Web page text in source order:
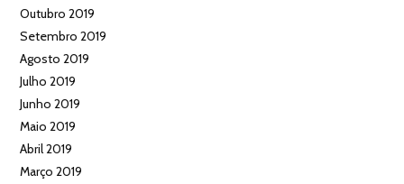
Outubro 2019
Setembro 2019
Agosto 2019
Julho 2019
Junho 2019
Maio 2019
Abril 2019
Março 2019